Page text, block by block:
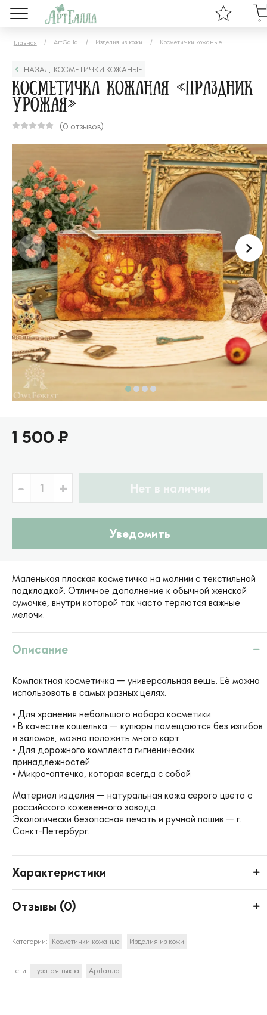
Главная ArtGalla Изделия из кожи Косметички кожаные
НАЗАД: КОСМЕТИЧКИ КОЖАНЫЕ
Косметичка кожаная «Праздник
урожая»
(0 отзывов)
1 500 ₽
- + Нет в наличии
Уведомить
Маленькая плоская косметичка на молнии с текстильной
подкладкой. Отличное дополнение к обычной женской
сумочке, внутри которой так часто теряются важные
мелочи.
Описание
Компактная косметичка — универсальная вещь. Её можно
использовать в самых разных целях.
• Для хранения небольшого набора косметики
• В качестве кошелька — купюры помещаются без изгибов
и заломов, можно положить много карт
• Для дорожного комплекта гигиенических
принадлежностей
• Микро-аптечка, которая всегда с собой
Материал изделия — натуральная кожа серого цвета с
российского кожевенного завода.
Экологически безопасная печать и ручной пошив — г.
Санкт-Петербург.
Характеристики
Отзывы (0)
Категории: Косметички кожаные Изделия из кожи
Теги: Пузатая тыква АртГалла